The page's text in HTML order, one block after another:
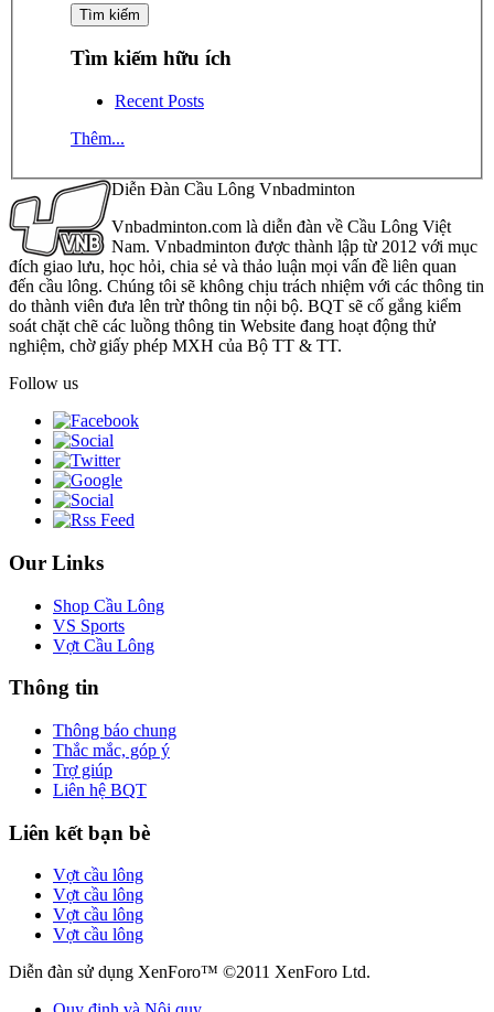
Tìm kiếm hữu ích
Recent Posts
Thêm...
Diễn Đàn Cầu Lông Vnbadminton
Vnbadminton.com là diễn đàn về Cầu Lông Việt
Nam. Vnbadminton được thành lập từ 2012 với mục
đích giao lưu, học hỏi, chia sẻ và thảo luận mọi vấn đề liên quan
đến cầu lông. Chúng tôi sẽ không chịu trách nhiệm với các thông tin
do thành viên đưa lên trừ thông tin nội bộ. BQT sẽ cố gắng kiểm
soát chặt chẽ các luồng thông tin Website đang hoạt động thử
nghiệm, chờ giấy phép MXH của Bộ TT & TT.
Follow us
Our Links
Shop Cầu Lông
VS Sports
Vợt Cầu Lông
Thông tin
Thông báo chung
Thắc mắc, góp ý
Trợ giúp
Liên hệ BQT
Liên kết bạn bè
Vợt cầu lông
Vợt cầu lông
Vợt cầu lông
Vợt cầu lông
Diễn đàn sử dụng XenForo™ ©2011 XenForo Ltd.